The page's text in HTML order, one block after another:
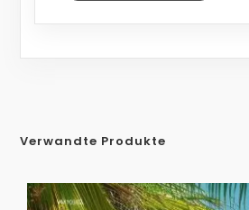
Verwandte Produkte